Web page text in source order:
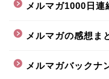
メルマガ1000日連
メルマガの感想ま
メルマガバックナ